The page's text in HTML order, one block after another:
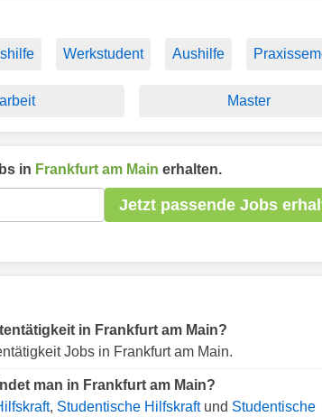
Werkstudent Aushilfe
Master
in Frankfurt am Main erhalten.
Jetzt passende Jobs
in Frankfurt am Main?
Jobs in Frankfurt am Main.
man in Frankfurt am Main?
, Studentische Hilfskraftund Studentische